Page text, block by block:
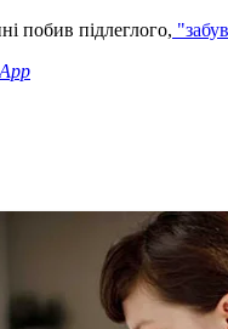
побив підлеглого,